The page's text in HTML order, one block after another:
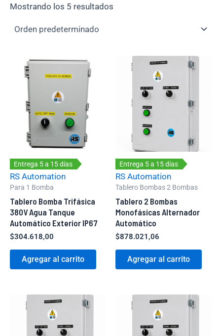
Mostrando los 5 resultados
Entrega 5 a 15 días
RS Automation
Para 1 Bomba
Tablero Bomba Trifásica
380V Agua Tanque
Automático Exterior IP67
$304.618,00
Agregar al carrito
Entrega 5 a 15 días
RS Automation
Tablero Bombas 2 Bombas
Tablero 2 Bombas
Monofásicas Alternador
Automático
$878.021,06
Agregar al carrito